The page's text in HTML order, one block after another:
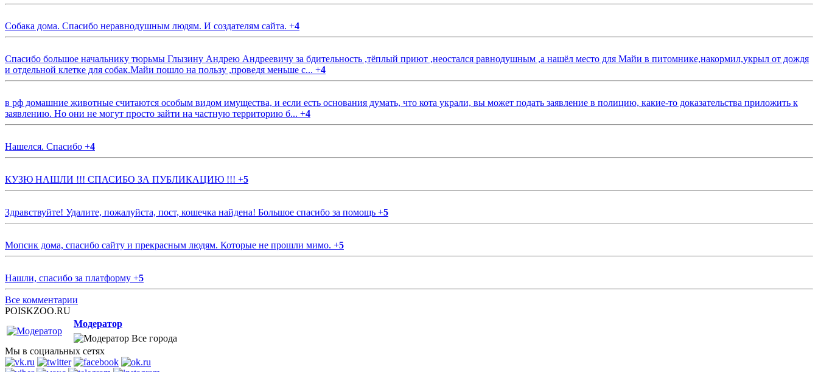
Собака дома. Спасибо неравнодушным людям. И создателям сайта. +4
Спасибо большое начальнику тюрьмы Глызину Андрею Андреевичу за бдительность ,тёплый приют ,неостался равнодушным ,а нашёл место для Майи в питомнике,накормил,укрыл от дождя
и отдельной клетке для собак.Майи пошло на пользу ,проведя меньше с... +4
в рф домашние животные считаются особым видом имущества, и если есть основания думать, что кота украли, вы может подать заявление в полицию, какие-то доказательства приложить к
заявлению. Но они не могут просто зайти на частную территорию б... +4
Нашелся. Спасибо +4
КУЗЮ НАШЛИ !!! СПАСИБО ЗА ПУБЛИКАЦИЮ !!! +5
Здравствуйте! Удалите, пожалуйста, пост, кошечка найдена! Большое спасибо за помощь +5
Мопсик дома, спасибо сайту и прекрасным людям. Которые не прошли мимо. +5
Нашли, спасибо за платформу +5
Все комментарии
POISKZOO.RU
Модератор
Все города
Мы в социальных сетях